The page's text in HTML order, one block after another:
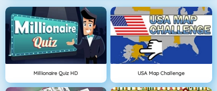
Millionaire Quiz HD USA Map Challenge